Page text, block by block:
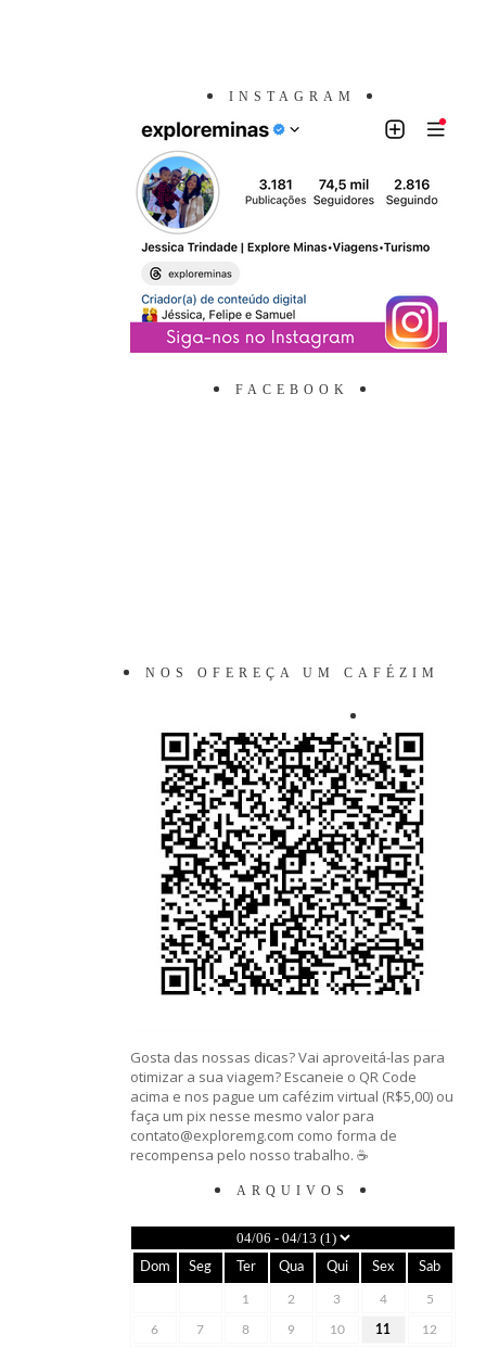
INSTAGRAM
FACEBOOK
NOS OFEREÇA UM CAFÉZIM
Gosta das nossas dicas? Vai aproveitá-las para
otimizar a sua viagem? Escaneie o QR Code
acima e nos pague um cafézim virtual (R$5,00) ou
faça um pix nesse mesmo valor para
contato@exploremg.com como forma de
recompensa pelo nosso trabalho. ☕️
ARQUIVOS
Dom Seg Ter Qua Qui Sex Sab
1 2 3 4 5
6 7 8 9 10 11 12